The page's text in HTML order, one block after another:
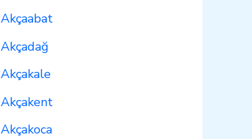
Akçaabat
Akçadağ
Akçakale
Akçakent
Akçakoca